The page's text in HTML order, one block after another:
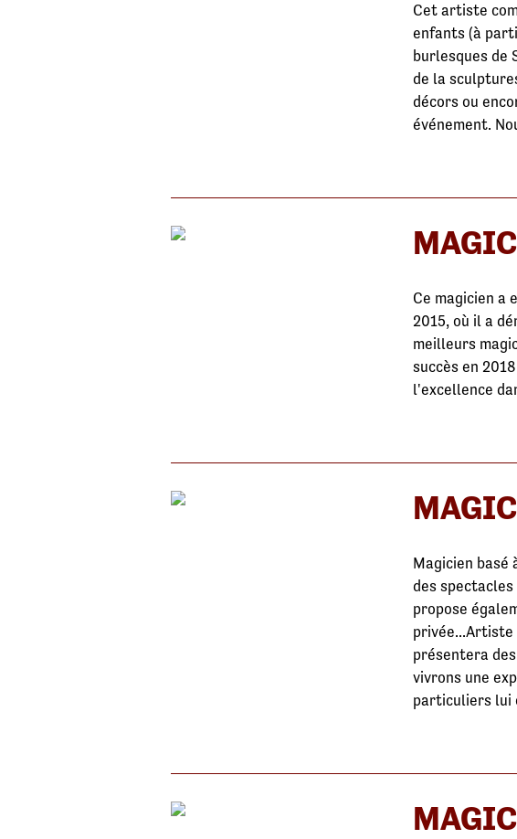
Cet artiste
enfants (à
burlesques de
de la
décors ou
événement.
Ce magicien a
2015, où il a
meilleurs
succès en
l'excellence
Magicien basé
des
propose
privée...Artiste
présentera
vivrons une
particuliers lui